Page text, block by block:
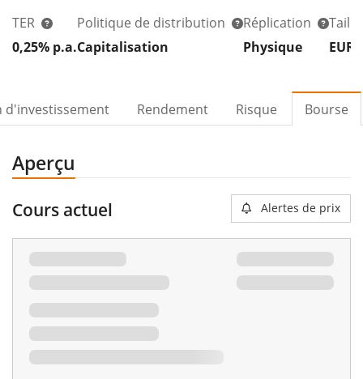
TER
0,25% p.a.
Politique de distribution
Capitalisation
Réplication
Physique
EUR
d'investissement Rendement Risque Bourse
Aperçu
Cours actuel Alertes de prix